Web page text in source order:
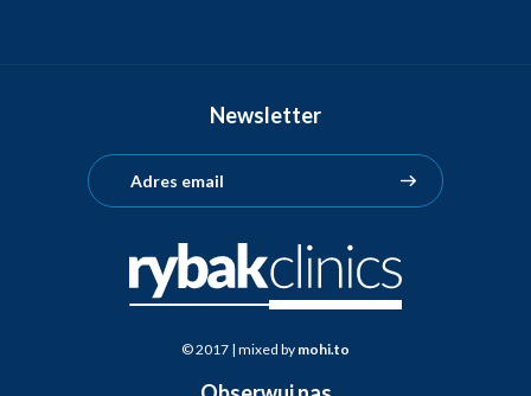
Newsletter
© 2017 | mixed by mohi.to